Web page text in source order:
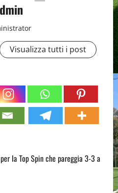
Visualizza tutti i post
la Top Spin che pareggia 3-3 a